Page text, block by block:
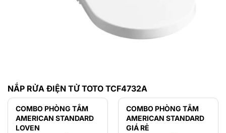
NẮP RỬA ĐIỆN TỬ TOTO TCF4732A
COMBO PHÒNG TẮM
AMERICAN STANDARD
LOVEN
COMBO PHÒNG TẮM
AMERICAN STANDARD
GIÁ RẺ